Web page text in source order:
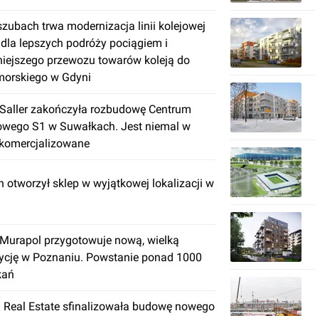
trwa modernizacja linii kolejowej
lepszych podróży pociągiem i
przewozu towarów koleją do
w Gdyni
zakończyła rozbudowę Centrum
S1 w Suwałkach. Jest niemal w
otworzył sklep w wyjątkowej lokalizacji w
przygotowuje nową, wielką
w Poznaniu. Powstanie ponad 1000
Real Estate sfinalizowała budowę nowego